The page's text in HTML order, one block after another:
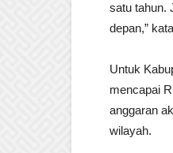
satu tahun.
depan,”
Untuk
mencapai
anggaran
wilayah.